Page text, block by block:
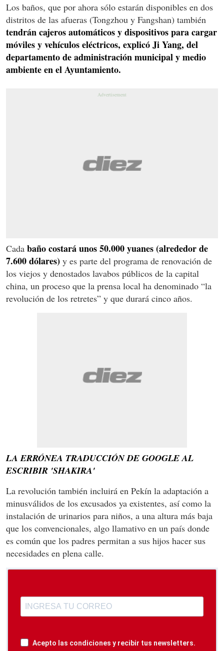
Los baños, que por ahora sólo estarán disponibles en dos
distritos de las afueras (Tongzhou y Fangshan) también
tendrán cajeros automáticos y dispositivos para cargar
móviles y vehículos eléctricos, explicó Ji Yang, del
departamento de administración municipal y medio
ambiente en el Ayuntamiento.
Cada baño costará unos 50.000 yuanes (alrededor de
7.600 dólares) y es parte del programa de renovación de
los viejos y denostados lavabos públicos de la capital
china, un proceso que la prensa local ha denominado “la
revolución de los retretes” y que durará cinco años.
LA ERRÓNEA TRADUCCIÓN DE GOOGLE AL
ESCRIBIR 'SHAKIRA'
La revolución también incluirá en Pekín la adaptación a
minusválidos de los excusados ya existentes, así como la
instalación de urinarios para niños, a una altura más baja
que los convencionales, algo llamativo en un país donde
es común que los padres permitan a sus hijos hacer sus
necesidades en plena calle.
Acepto las condiciones y recibir tus newsletters.